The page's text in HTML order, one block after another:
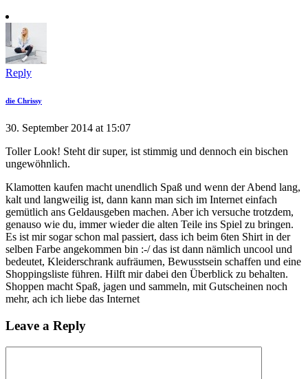
Reply
die Chrissy
30. September 2014 at 15:07
Toller Look! Steht dir super, ist stimmig und dennoch ein bischen
ungewöhnlich.
Klamotten kaufen macht unendlich Spaß und wenn der Abend lang,
kalt und langweilig ist, dann kann man sich im Internet einfach
gemütlich ans Geldausgeben machen. Aber ich versuche trotzdem,
genauso wie du, immer wieder die alten Teile ins Spiel zu bringen.
Es ist mir sogar schon mal passiert, dass ich beim 6ten Shirt in der
selben Farbe angekommen bin :-/ das ist dann nämlich uncool und
bedeutet, Kleiderschrank aufräumen, Bewusstsein schaffen und eine
Shoppingsliste führen. Hilft mir dabei den Überblick zu behalten.
Shoppen macht Spaß, jagen und sammeln, mit Gutscheinen noch
mehr, ach ich liebe das Internet
Leave a Reply